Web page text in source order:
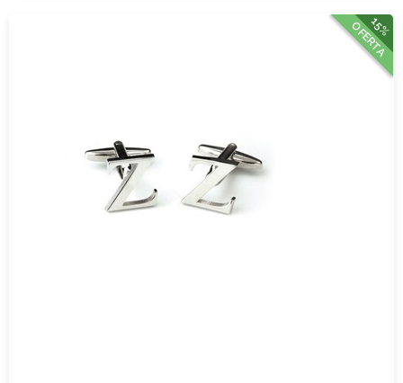
15%
OFERTA